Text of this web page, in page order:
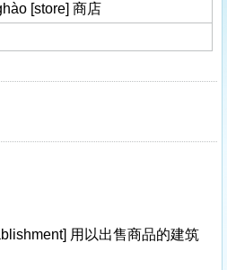
[store] 商店
用以出售商品的建筑